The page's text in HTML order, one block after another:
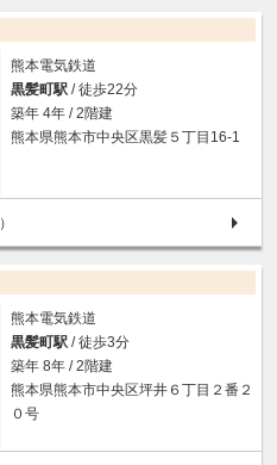
熊本電気鉄道
黒髪町駅 / 徒歩22分
築年 4年 / 2階建
熊本県熊本市中央区黒髪５丁目16-1
）
熊本電気鉄道
黒髪町駅 / 徒歩3分
築年 8年 / 2階建
熊本県熊本市中央区坪井６丁目２番２
０号